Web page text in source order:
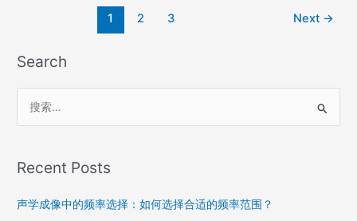
迅
月
1 2 3 Next →
Search
Recent Posts
声学成像中的频率选择：如何选择合适的频率范围？